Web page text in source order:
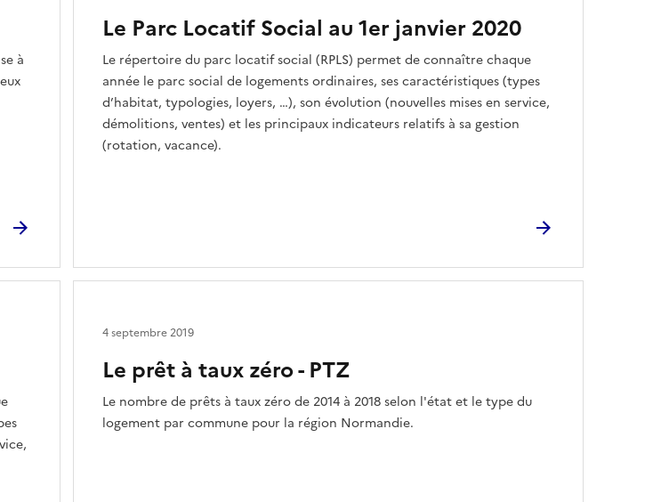
à
Le Parc Locatif Social au 1er janvier 2020
Le répertoire du parc locatif social (RPLS) permet de connaître chaque
année le parc social de logements ordinaires, ses caractéristiques (types
d’habitat, typologies, loyers, …), son évolution (nouvelles mises en service,
démolitions, ventes) et les principaux indicateurs relatifs à sa gestion
(rotation, vacance).
Le prêt à taux zéro - PTZ
Le nombre de prêts à taux zéro de 2014 à 2018 selon l'état et le type du
logement par commune pour la région Normandie.
4 septembre 2019